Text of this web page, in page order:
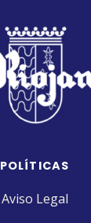
POLÍTICAS
Aviso Legal